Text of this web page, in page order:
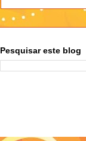
Pesquisar este blog